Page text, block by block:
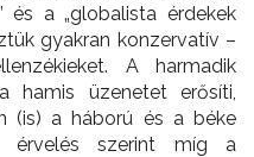
és a „globalista érdekek
gyakran konzervatív –
A harmadik
hamis üzenetet erősíti,
(is) a háború és a béke
érvelés szerint míg a